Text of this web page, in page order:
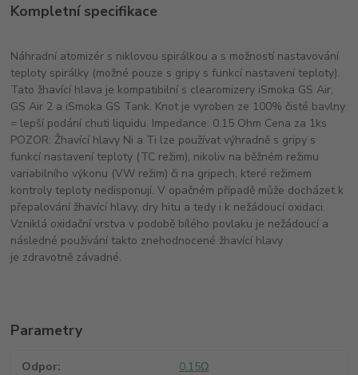
Kompletní specifikace
Náhradní atomizér s niklovou spirálkou a s možností nastavování
teploty spirálky (možné pouze s gripy s funkcí nastavení teploty).
Tato žhavící hlava je kompatibilní s clearomizery iSmoka GS Air,
GS Air 2 a iSmoka GS Tank. Knot je vyroben ze 100% čisté bavlny
= lepší podání chuti liquidu. Impedance: 0.15 Ohm Cena za 1ks
POZOR: Žhavící hlavy Ni a Ti lze používat výhradně s gripy s
funkcí nastavení teploty (TC režim), nikoliv na běžném režimu
variabilního výkonu (VW režim) či na gripech, které režimem
kontroly teploty nedisponují. V opačném případě může docházet k
přepalování žhavící hlavy, dry hitu a tedy i k nežádoucí oxidaci.
Vzniklá oxidační vrstva v podobě bílého povlaku je nežádoucí a
následné používání takto znehodnocené žhavící hlavy
je zdravotně závadné.
Parametry
Odpor 0.15Ω